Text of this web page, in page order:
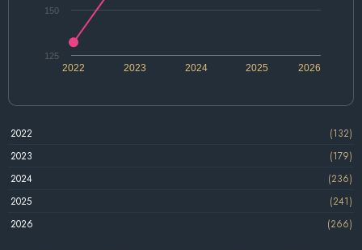
2022 2024 2026
2023 2025
125
150
2022
(132)
2023
(179)
2024
(236)
2025
(241)
2026
(266)